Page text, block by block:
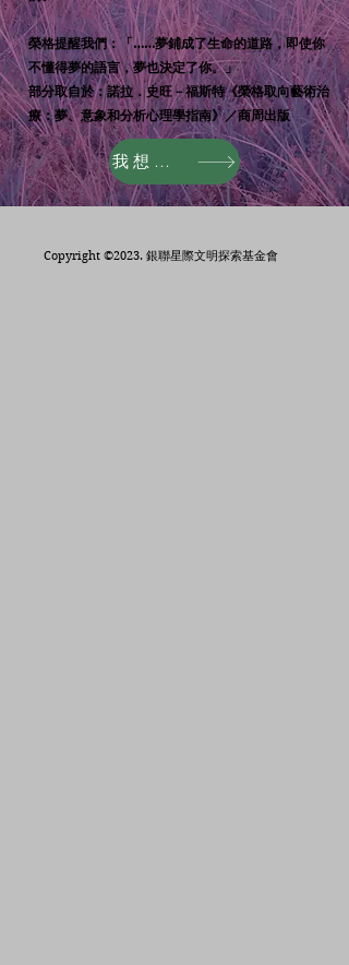
榮格提醒我們：「……夢鋪成了生命的道路，即使你
不懂得夢的語言，夢也決定了你。」
部分取自於：諾拉．史旺－福斯特《榮格取向藝術治
療：夢、意象和分析心理學指南》／商周出版
我想學習
Copyright ©​2023. 銀聯星際文明探索基金會